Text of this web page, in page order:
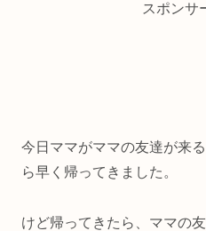
スポンサ
今日ママがママの友達が来
ら早く帰ってきました。
けど帰ってきたら、ママの